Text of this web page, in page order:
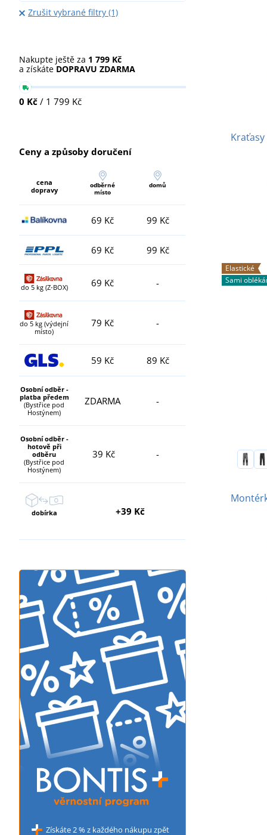
Zrušit vybrané filtry (1)
Nakupte ještě za 1 799 Kč
a získáte DOPRAVU ZDARMA
0 Kč / 1 799 Kč
Ceny a způsoby doručení
cena
dopravy
odběrné
místo
domů
69 Kč 99 Kč
69 Kč 99 Kč
do 5 kg (Z-BOX) 69 Kč -
do 5 kg (výdejní
místo)
79 Kč -
59 Kč 89 Kč
Osobní odběr -
platba předem
(Bystřice pod
Hostýnem)
ZDARMA -
Osobní odběr -
hotově při
odběru
(Bystřice pod
Hostýnem)
39 Kč -
dobírka +39 Kč
Získáte 2 % z každého nákupu zpět
Kraťasy
Elastické
Sami